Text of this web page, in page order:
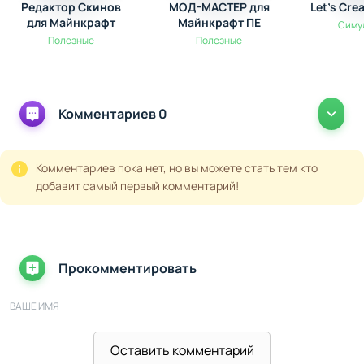
Редактор Скинов
для Майнкрафт
Полезные
МОД-МАСТЕР для
Майнкрафт ПЕ
Полезные
Let's
Комментариев 0
Комментариев пока нет, но вы можете стать тем кто
добавит самый первый комментарий!
Прокомментировать
ВАШЕ ИМЯ
Оставить комментарий